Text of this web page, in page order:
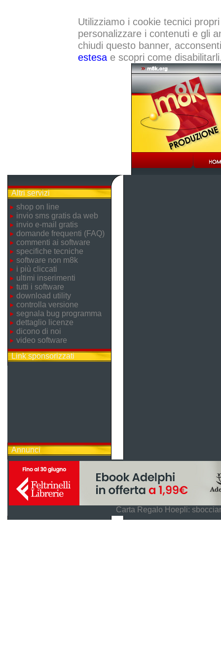
Utilizziamo i cookie tecnici
personalizzare i contenuti e gli
chiudi questo banner,
estesae scopri come
Altri servizi
shop on line
invio sms gratis da web
invio e-mail gratis
domande frequenti (FAQ)
commenti ai software
specifiche tecniche
software non m8k
i più cliccati
ultimi inserimenti
tutti i software
download utility
controlla versione
segnala bug programma
dettaglio licenze
dicono di noi
video software
Link sponsorizzati
Annunci
Carta Regalo Hoepli: